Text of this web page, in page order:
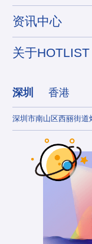
资讯中心
关于HOTLIST
深圳 香港
深圳市南山区西丽街道